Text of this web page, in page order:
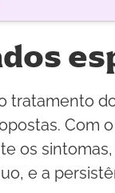
tratamento
Com
os
e a